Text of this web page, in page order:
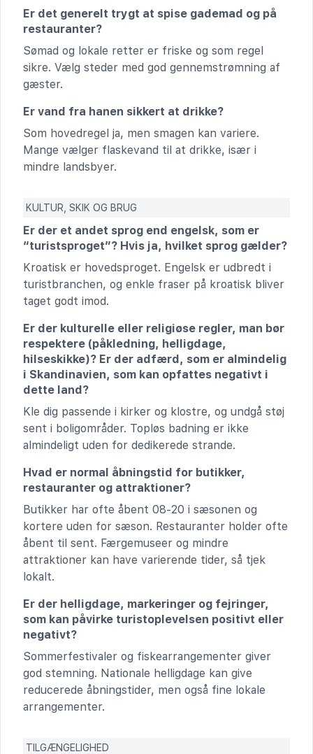
Er det generelt trygt at spise gademad og på
restauranter?
Sømad og lokale retter er friske og som regel
sikre. Vælg steder med god gennemstrømning af
gæster.
Er vand fra hanen sikkert at drikke?
Som hovedregel ja, men smagen kan variere.
Mange vælger flaskevand til at drikke, især i
mindre landsbyer.
KULTUR, SKIK OG BRUG
Er der et andet sprog end engelsk, som er
“turistsproget”? Hvis ja, hvilket sprog gælder?
Kroatisk er hovedsproget. Engelsk er udbredt i
turistbranchen, og enkle fraser på kroatisk bliver
taget godt imod.
Er der kulturelle eller religiøse regler, man bør
respektere (påkledning, helligdage,
hilseskikke)? Er der adfærd, som er almindelig
i Skandinavien, som kan opfattes negativt i
dette land?
Kle dig passende i kirker og klostre, og undgå støj
sent i boligområder. Topløs badning er ikke
almindeligt uden for dedikerede strande.
Hvad er normal åbningstid for butikker,
restauranter og attraktioner?
Butikker har ofte åbent 08-20 i sæsonen og
kortere uden for sæson. Restauranter holder ofte
åbent til sent. Færgemuseer og mindre
attraktioner kan have varierende tider, så tjek
lokalt.
Er der helligdage, markeringer og fejringer,
som kan påvirke turistoplevelsen positivt eller
negativt?
Sommerfestivaler og fiskearrangementer giver
god stemning. Nationale helligdage kan give
reducerede åbningstider, men også fine lokale
arrangementer.
TILGÆNGELIGHED